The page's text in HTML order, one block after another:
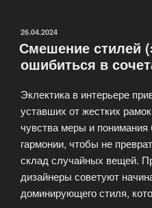
и
какие
ОПУБЛИКОВАНО
26.04.2024
Смешение стилей
ошибиться в
Эклектика в интерьере
уставших от жестких
чувства меры и
гармонии, чтобы не
склад случайных вещей.
дизайнеры советуют
доминирующего стиля,